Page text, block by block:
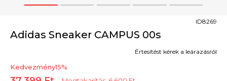
1 2 3 4 5
Adidas Sneaker CAMPUS 00s
ID8269
Kedvezmény15%
Értesítést kérek a leárazásról